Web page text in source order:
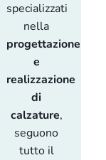
specializzati
nella
progettazione
e
realizzazione
di
calzature,
seguono
tutto il